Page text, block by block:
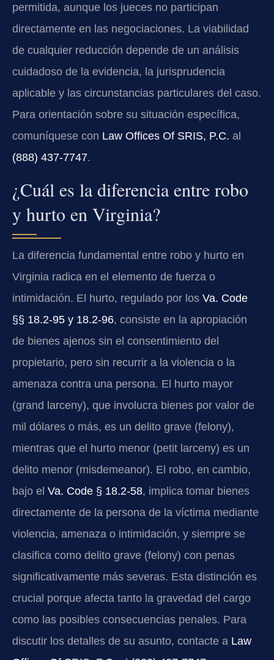
permitida, aunque los jueces no participan
directamente en las negociaciones. La viabilidad
de cualquier reducción depende de un análisis
cuidadoso de la evidencia, la jurisprudencia
aplicable y las circunstancias particulares del caso.
Para orientación sobre su situación específica,
comuníquese con Law Offices Of SRIS, P.C. al
(888) 437-7747.
¿Cuál es la diferencia entre robo
y hurto en Virginia?
La diferencia fundamental entre robo y hurto en
Virginia radica en el elemento de fuerza o
intimidación. El hurto, regulado por los Va. Code
§§ 18.2-95 y 18.2-96, consiste en la apropiación
de bienes ajenos sin el consentimiento del
propietario, pero sin recurrir a la violencia o la
amenaza contra una persona. El hurto mayor
(grand larceny), que involucra bienes por valor de
mil dólares o más, es un delito grave (felony),
mientras que el hurto menor (petit larceny) es un
delito menor (misdemeanor). El robo, en cambio,
bajo el Va. Code § 18.2-58, implica tomar bienes
directamente de la persona de la víctima mediante
violencia, amenaza o intimidación, y siempre se
clasifica como delito grave (felony) con penas
significativamente más severas. Esta distinción es
crucial porque afecta tanto la gravedad del cargo
como las posibles consecuencias penales. Para
discutir los detalles de su asunto, contacte a Law